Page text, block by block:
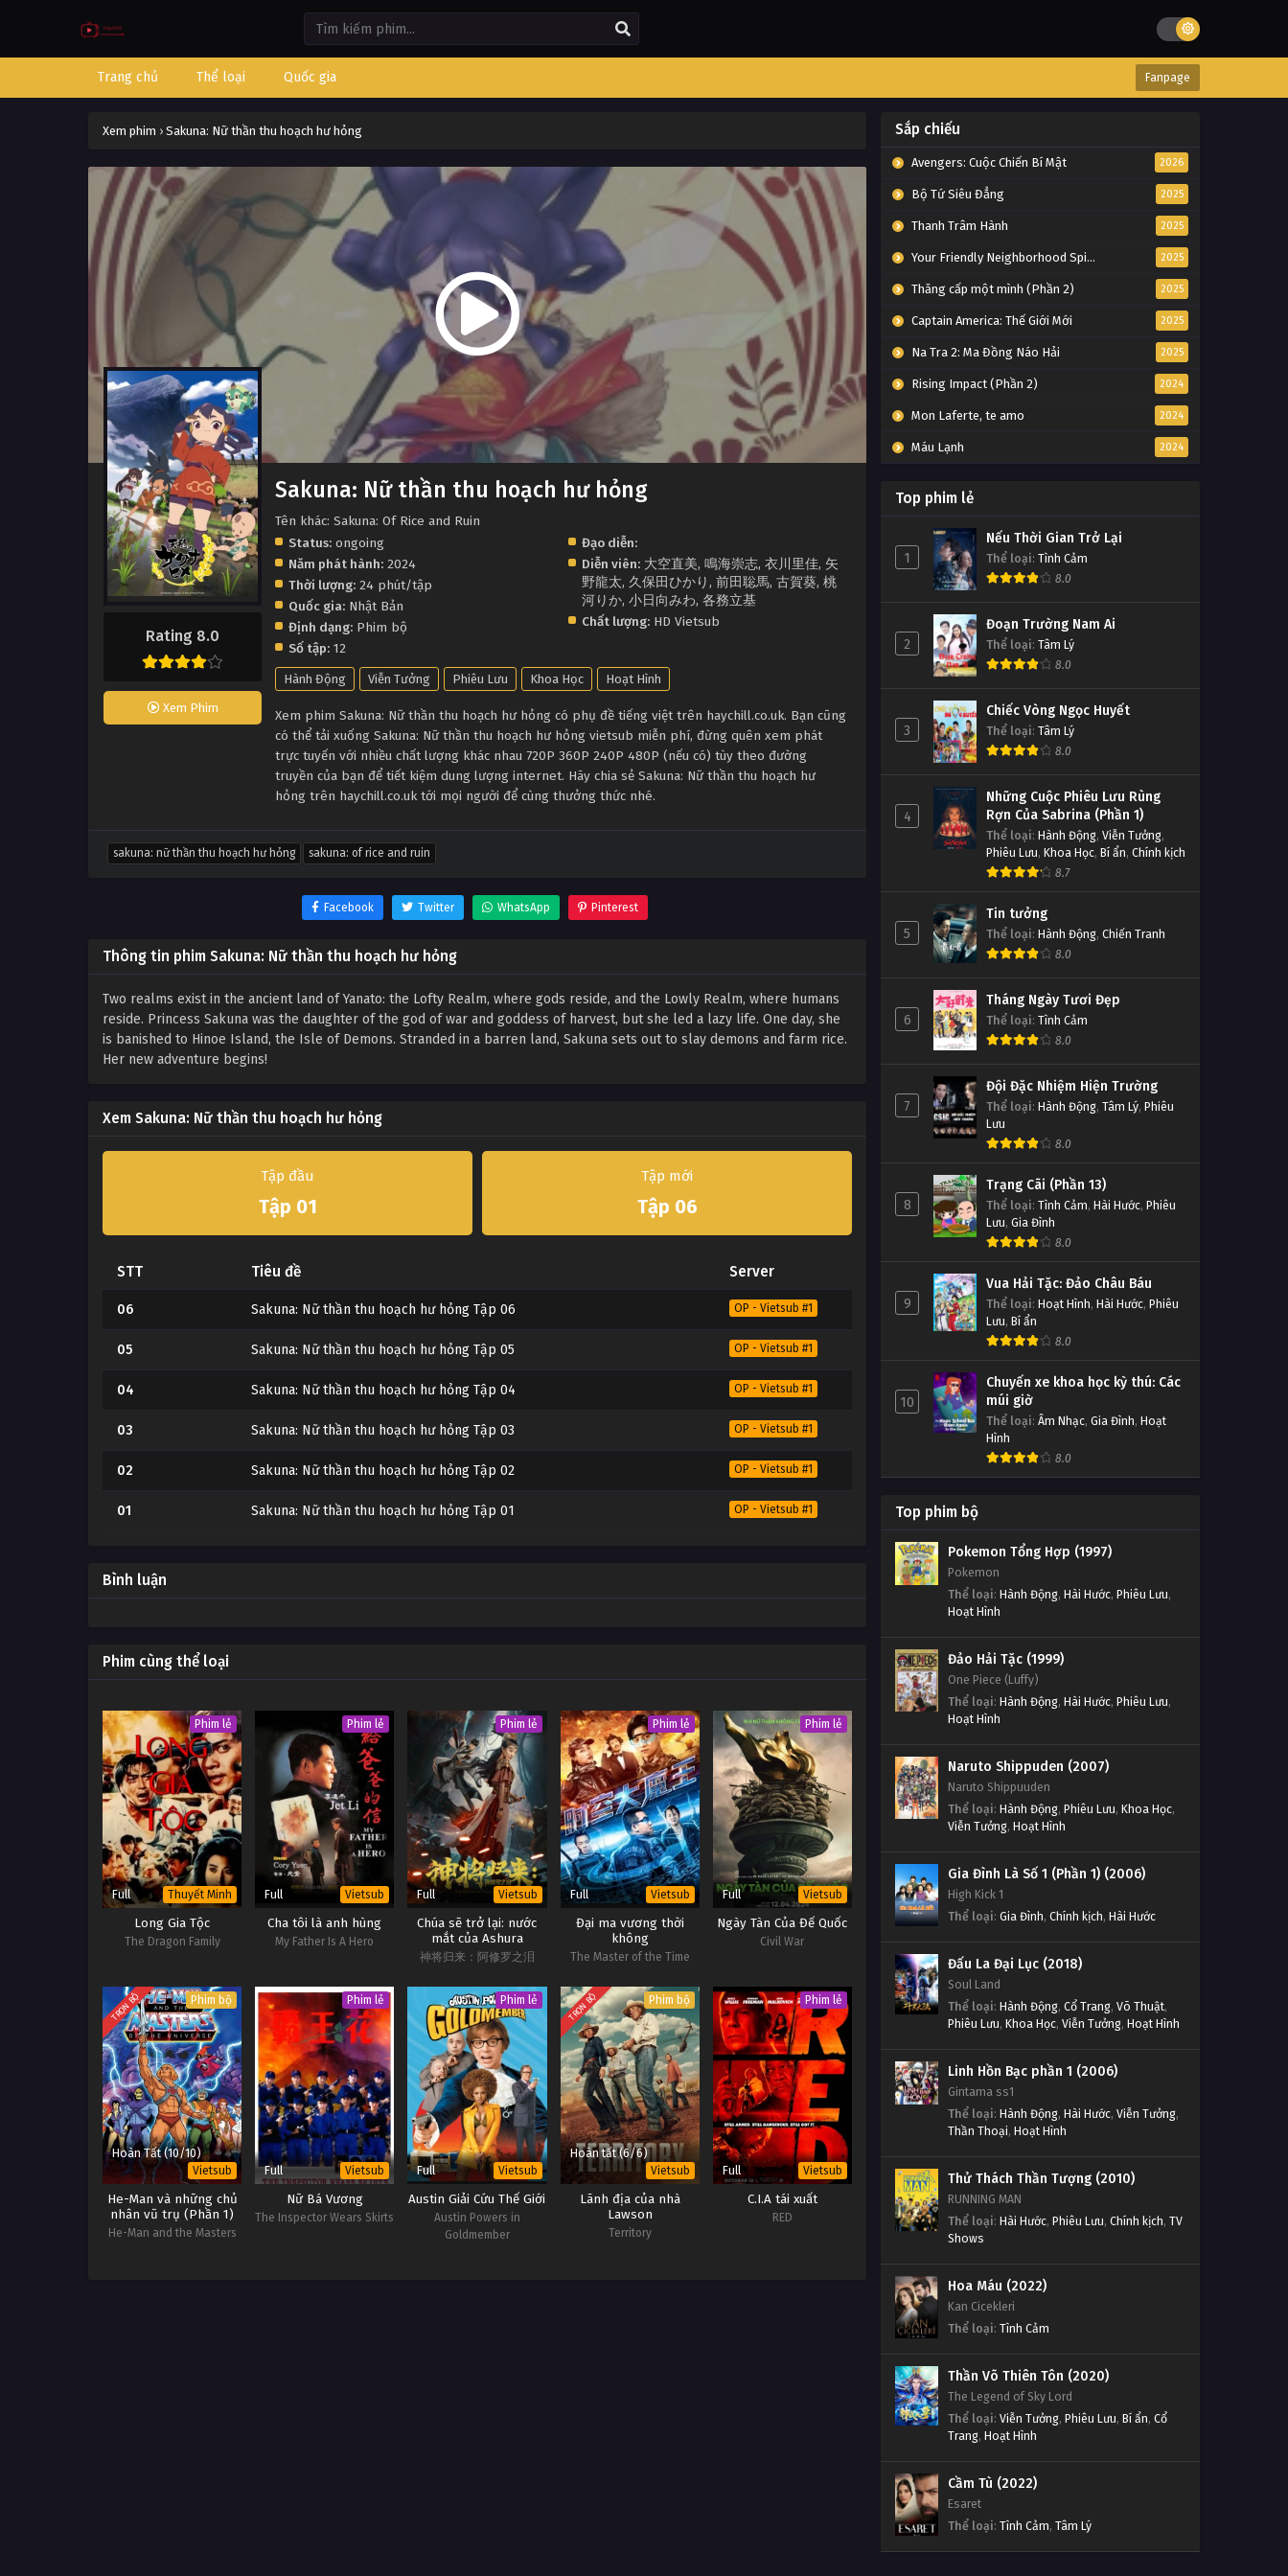
Trang chủ Thể loại Quốc gia Fanpage
Xem phim › Sakuna: Nữ thần thu hoạch hư hỏng
Rating 8.0
Xem Phim
Sakuna: Nữ thần thu hoạch hư hỏng
Tên khác: Sakuna: Of Rice and Ruin
Status: ongoing
Năm phát hành: 2024
Thời lượng: 24 phút/tập
Quốc gia: Nhật Bản
Định dạng: Phim bộ
Số tập: 12
Đạo diễn:
Diễn viên: 大空直美, 鳴海崇志, 衣川里佳, 矢
野龍太, 久保田ひかり , 前田聡馬, 古賀葵, 桃
河りか, 小日向みわ, 各務立基
Chất lượng: HD Vietsub
Hành Động Viễn Tưởng Phiêu Lưu Khoa Học Hoạt Hình
Xem phim Sakuna: Nữ thần thu hoạch hư hỏng có phụ đề tiếng việt trên haychill.co.uk. Bạn cũng
có thể tải xuống Sakuna: Nữ thần thu hoạch hư hỏng vietsub miễn phí, đừng quên xem phát
trực tuyến với nhiều chất lượng khác nhau 720P 360P 240P 480P (nếu có) tùy theo đường
truyền của bạn để tiết kiệm dung lượng internet. Hãy chia sẻ Sakuna: Nữ thần thu hoạch hư
hỏng trên haychill.co.uk tới mọi người để cùng thưởng thức nhé.
sakuna: nữ thần thu hoạch hư hỏng sakuna: of rice and ruin
Facebook Twitter WhatsApp Pinterest
Thông tin phim Sakuna: Nữ thần thu hoạch hư hỏng
Two realms exist in the ancient land of Yanato: the Lofty Realm, where gods reside, and the Lowly Realm, where humans
reside. Princess Sakuna was the daughter of the god of war and goddess of harvest, but she led a lazy life. One day, she
is banished to Hinoe Island, the Isle of Demons. Stranded in a barren land, Sakuna sets out to slay demons and farm rice.
Her new adventure begins!
Xem Sakuna: Nữ thần thu hoạch hư hỏng
Tập đầu
Tập 01
Tập mới
Tập 06
STT Tiêu đề Server
06 Sakuna: Nữ thần thu hoạch hư hỏng Tập 06 OP - Vietsub #1
05 Sakuna: Nữ thần thu hoạch hư hỏng Tập 05 OP - Vietsub #1
04 Sakuna: Nữ thần thu hoạch hư hỏng Tập 04 OP - Vietsub #1
03 Sakuna: Nữ thần thu hoạch hư hỏng Tập 03 OP - Vietsub #1
02 Sakuna: Nữ thần thu hoạch hư hỏng Tập 02 OP - Vietsub #1
01 Sakuna: Nữ thần thu hoạch hư hỏng Tập 01 OP - Vietsub #1
Bình luận
Phim cùng thể loại
Phim lẻ
Full Thuyết Minh
Long Gia Tộc
The Dragon Family
Phim lẻ
Full Vietsub
Cha tôi là anh hùng
My Father Is A Hero
Phim lẻ
Full Vietsub
Chúa sẽ trở lại: nước
mắt của Ashura
神将归来：阿修罗之泪
Phim lẻ
Full Vietsub
Đại ma vương thời
không
The Master of the Time
Phim lẻ
Full Vietsub
Ngày Tàn Của Đế Quốc
Civil War
TRỌN BỘ Phim bộ
Hoàn Tất (10/10)
Vietsub
He-Man và những chủ
nhân vũ trụ (Phần 1)
He-Man and the Masters
Phim lẻ
Full Vietsub
Nữ Bá Vương
The Inspector Wears Skirts
Phim lẻ
Full Vietsub
Austin Giải Cứu Thế Giới
Austin Powers in
Goldmember
TRỌN BỘ Phim bộ
Hoàn tất (6/6)
Vietsub
Lãnh địa của nhà
Lawson
Territory
Phim lẻ
Full Vietsub
C.I.A tái xuất
RED
Sắp chiếu
Avengers: Cuộc Chiến Bí Mật 2026
Bộ Tứ Siêu Đẳng 2025
Thanh Trâm Hành 2025
Your Friendly Neighborhood Spider-Man 2025
Thăng cấp một mình (Phần 2) 2025
Captain America: Thế Giới Mới 2025
Na Tra 2: Ma Đồng Náo Hải 2025
Rising Impact (Phần 2) 2024
Mon Laferte, te amo 2024
Máu Lạnh 2024
Top phim lẻ
1
Nếu Thời Gian Trở Lại
Thể loại: Tình Cảm
8.0
2
Đoạn Trường Nam Ai
Thể loại: Tâm Lý
8.0
3
Chiếc Vòng Ngọc Huyết
Thể loại: Tâm Lý
8.0
4
Những Cuộc Phiêu Lưu Rùng
Rợn Của Sabrina (Phần 1)
Thể loại: Hành Động, Viễn Tưởng,
Phiêu Lưu, Khoa Học, Bí ẩn, Chính kịch
8.7
5
Tin tưởng
Thể loại: Hành Động, Chiến Tranh
8.0
6
Tháng Ngày Tươi Đẹp
Thể loại: Tình Cảm
8.0
7
Đội Đặc Nhiệm Hiện Trường
Thể loại: Hành Động, Tâm Lý, Phiêu
Lưu
8.0
8
Trạng Cãi (Phần 13)
Thể loại: Tình Cảm, Hài Hước, Phiêu
Lưu, Gia Đình
8.0
9
Vua Hải Tặc: Đảo Châu Báu
Thể loại: Hoạt Hình, Hài Hước, Phiêu
Lưu, Bí ẩn
8.0
10
Chuyến xe khoa học kỳ thú: Các
múi giờ
Thể loại: Âm Nhạc, Gia Đình, Hoạt
Hình
8.0
Top phim bộ
Pokemon Tổng Hợp (1997)
Pokemon
Thể loại: Hành Động, Hài Hước, Phiêu Lưu,
Hoạt Hình
Đảo Hải Tặc (1999)
One Piece (Luffy)
Thể loại: Hành Động, Hài Hước, Phiêu Lưu,
Hoạt Hình
Naruto Shippuden (2007)
Naruto Shippuuden
Thể loại: Hành Động, Phiêu Lưu, Khoa Học,
Viễn Tưởng, Hoạt Hình
Gia Đình Là Số 1 (Phần 1) (2006)
High Kick 1
Thể loại: Gia Đình, Chính kịch, Hài Hước
Đấu La Đại Lục (2018)
Soul Land
Thể loại: Hành Động, Cổ Trang, Võ Thuật,
Phiêu Lưu, Khoa Học, Viễn Tưởng, Hoạt Hình
Linh Hồn Bạc phần 1 (2006)
Gintama ss1
Thể loại: Hành Động, Hài Hước, Viễn Tưởng,
Thần Thoại, Hoạt Hình
Thử Thách Thần Tượng (2010)
RUNNING MAN
Thể loại: Hài Hước, Phiêu Lưu, Chính kịch, TV
Shows
Hoa Máu (2022)
Kan Cicekleri
Thể loại: Tình Cảm
Thần Võ Thiên Tôn (2020)
The Legend of Sky Lord
Thể loại: Viễn Tưởng, Phiêu Lưu, Bí ẩn, Cổ
Trang, Hoạt Hình
Cầm Tù (2022)
Esaret
Thể loại: Tình Cảm, Tâm Lý